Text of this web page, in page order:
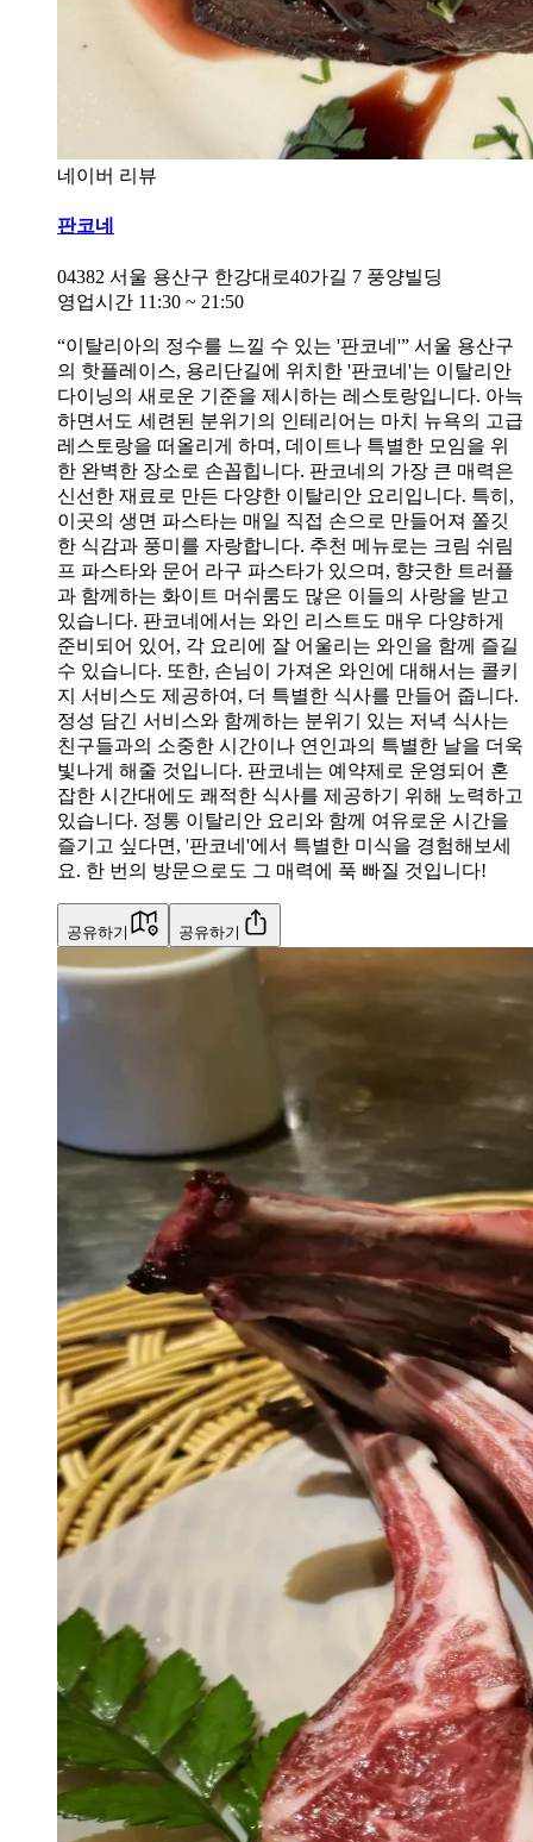
네이버 리뷰
판코네
04382 서울 용산구 한강대로40가길 7 풍양빌딩
영업시간 11:30 ~ 21:50
“이탈리아의 정수를 느낄 수 있는 '판코네'” 서울 용산구
의 핫플레이스, 용리단길에 위치한 '판코네'는 이탈리안
다이닝의 새로운 기준을 제시하는 레스토랑입니다. 아늑
하면서도 세련된 분위기의 인테리어는 마치 뉴욕의 고급
레스토랑을 떠올리게 하며, 데이트나 특별한 모임을 위
한 완벽한 장소로 손꼽힙니다. 판코네의 가장 큰 매력은
신선한 재료로 만든 다양한 이탈리안 요리입니다. 특히,
이곳의 생면 파스타는 매일 직접 손으로 만들어져 쫄깃
한 식감과 풍미를 자랑합니다. 추천 메뉴로는 크림 쉬림
프 파스타와 문어 라구 파스타가 있으며, 향긋한 트러플
과 함께하는 화이트 머쉬룸도 많은 이들의 사랑을 받고
있습니다. 판코네에서는 와인 리스트도 매우 다양하게
준비되어 있어, 각 요리에 잘 어울리는 와인을 함께 즐길
수 있습니다. 또한, 손님이 가져온 와인에 대해서는 콜키
지 서비스도 제공하여, 더 특별한 식사를 만들어 줍니다.
정성 담긴 서비스와 함께하는 분위기 있는 저녁 식사는
친구들과의 소중한 시간이나 연인과의 특별한 날을 더욱
빛나게 해줄 것입니다. 판코네는 예약제로 운영되어 혼
잡한 시간대에도 쾌적한 식사를 제공하기 위해 노력하고
있습니다. 정통 이탈리안 요리와 함께 여유로운 시간을
즐기고 싶다면, '판코네'에서 특별한 미식을 경험해보세
요. 한 번의 방문으로도 그 매력에 푹 빠질 것입니다!
공유하기 공유하기